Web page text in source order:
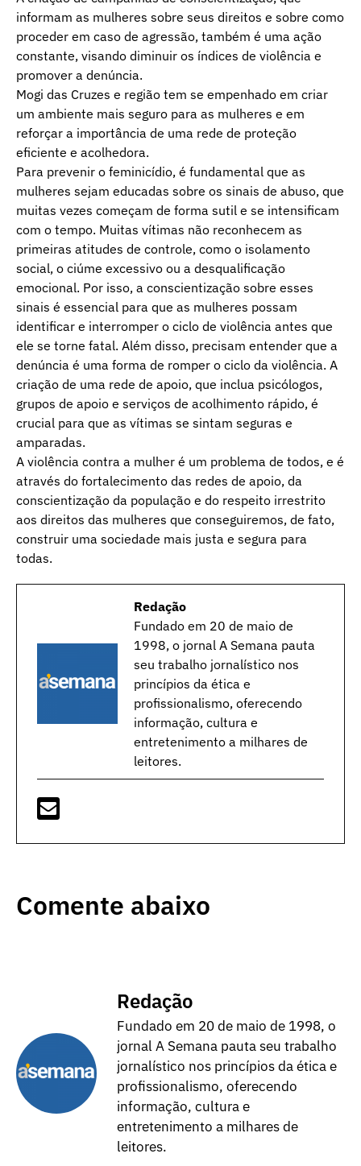
informam as mulheres sobre seus direitos e sobre como
proceder em caso de agressão, também é uma ação
constante, visando diminuir os índices de violência e
promover a denúncia.
Mogi das Cruzes e região tem se empenhado em criar
um ambiente mais seguro para as mulheres e em
reforçar a importância de uma rede de proteção
eficiente e acolhedora.
Para prevenir o feminicídio, é fundamental que as
mulheres sejam educadas sobre os sinais de abuso, que
muitas vezes começam de forma sutil e se intensificam
com o tempo. Muitas vítimas não reconhecem as
primeiras atitudes de controle, como o isolamento
social, o ciúme excessivo ou a desqualificação
emocional. Por isso, a conscientização sobre esses
sinais é essencial para que as mulheres possam
identificar e interromper o ciclo de violência antes que
ele se torne fatal. Além disso, precisam entender que a
denúncia é uma forma de romper o ciclo da violência. A
criação de uma rede de apoio, que inclua psicólogos,
grupos de apoio e serviços de acolhimento rápido, é
crucial para que as vítimas se sintam seguras e
amparadas.
A violência contra a mulher é um problema de todos, e é
através do fortalecimento das redes de apoio, da
conscientização da população e do respeito irrestrito
aos direitos das mulheres que conseguiremos, de fato,
construir uma sociedade mais justa e segura para
todas.
Redação
Fundado em 20 de maio de
1998, o jornal A Semana pauta
seu trabalho jornalístico nos
princípios da ética e
profissionalismo, oferecendo
informação, cultura e
entretenimento a milhares de
leitores.
Comente abaixo
Redação
Fundado em 20 de maio de 1998, o
jornal A Semana pauta seu trabalho
jornalístico nos princípios da ética e
profissionalismo, oferecendo
informação, cultura e
entretenimento a milhares de
leitores.